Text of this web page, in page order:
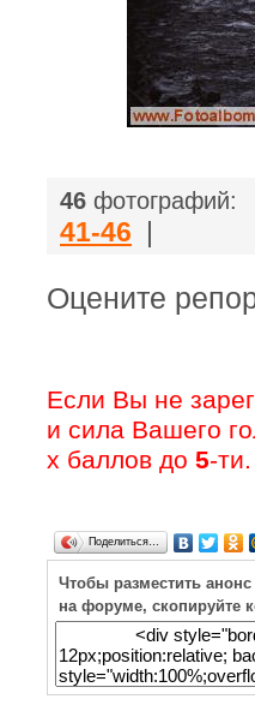
46 фотографий:
41-46 |
Оцените
Если Вы не
и сила Вашего
х баллов до 5-ти.
Поделиться…
Чтобы разместить
на форуме, скопируйте